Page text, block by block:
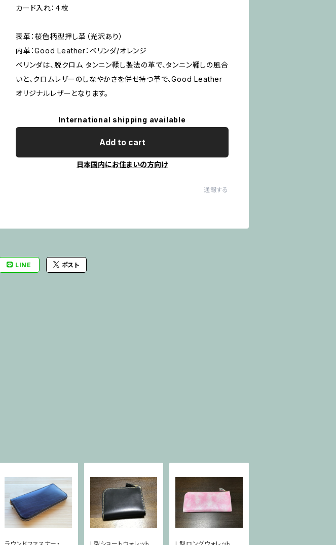
カード入れ：４枚
表革：桜色柄型押し革（光沢あり）
内革：Good Leather：ベリンダ/オレンジ
ベリンダは、脱クロム タンニン鞣し製法の革で、タンニン鞣しの風合
いと、クロムレザーのしなやかさを併せ持つ革で、Good Leather
オリジナルレザーとなります。
International shipping available
Add to cart
日本国内にお住まいの方向け
通報する
LINE ポスト